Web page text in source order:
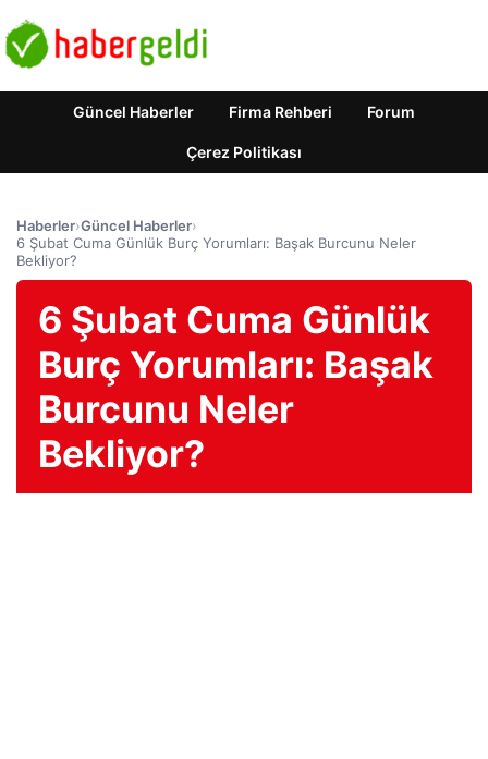
Güncel Haberler Firma Rehberi Forum
Çerez Politikası
Haberler›Güncel Haberler›
6 Şubat Cuma Günlük Burç Yorumları: Başak Burcunu Neler
Bekliyor?
6 Şubat Cuma Günlük
Burç Yorumları: Başak
Burcunu Neler
Bekliyor?